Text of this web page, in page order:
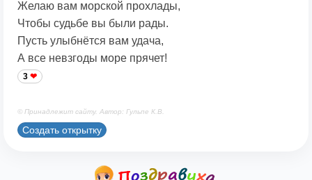
Желаю вам морской прохлады,
Чтобы судьбе вы были рады.
Пусть улыбнётся вам удача,
А все невзгоды море прячет!
3
© Принадлежит сайту. Автор: Гульпе К.В.
Создать открытку